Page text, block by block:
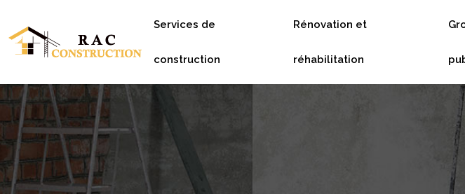
Services de
construction
Rénovation et
réhabilitation